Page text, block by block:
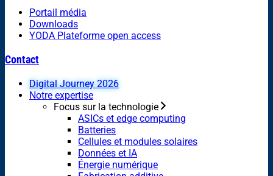
Portail média
Downloads
YODA Plateforme open access
Contact
Digital Journey 2026
Notre expertise
Focus sur la technologie
ASICs et edge computing
Batteries
Cellules et modules solaires
Données et IA
Énergie numérique